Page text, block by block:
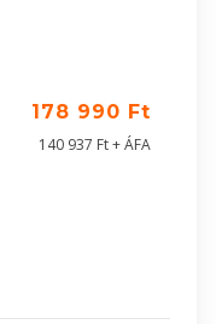
178 990 Ft
140 937 Ft + ÁFA